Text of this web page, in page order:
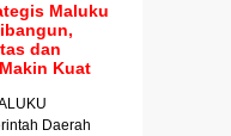
Maluku
dan
Kuat
Daerah